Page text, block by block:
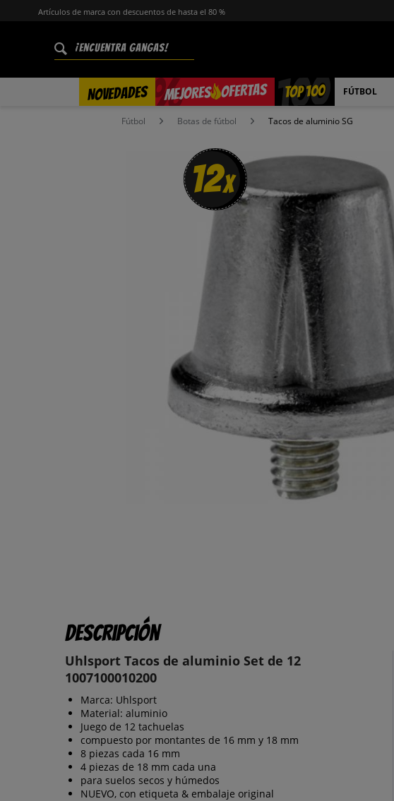
Artículos de marca con descuentos de hasta el 80 %
NOVEDADES MEJORES OFERTAS
% TOP 100 FÚTBOL
Fútbol Botas de fútbol Tacos de aluminio SG
12x
Descripción
Uhlsport Tacos de aluminio Set de 12
1007100010200
Marca: Uhlsport
Material: aluminio
Juego de 12 tachuelas
compuesto por montantes de 16 mm y 18 mm
8 piezas cada 16 mm
4 piezas de 18 mm cada una
para suelos secos y húmedos
NUEVO, con etiqueta & embalaje original